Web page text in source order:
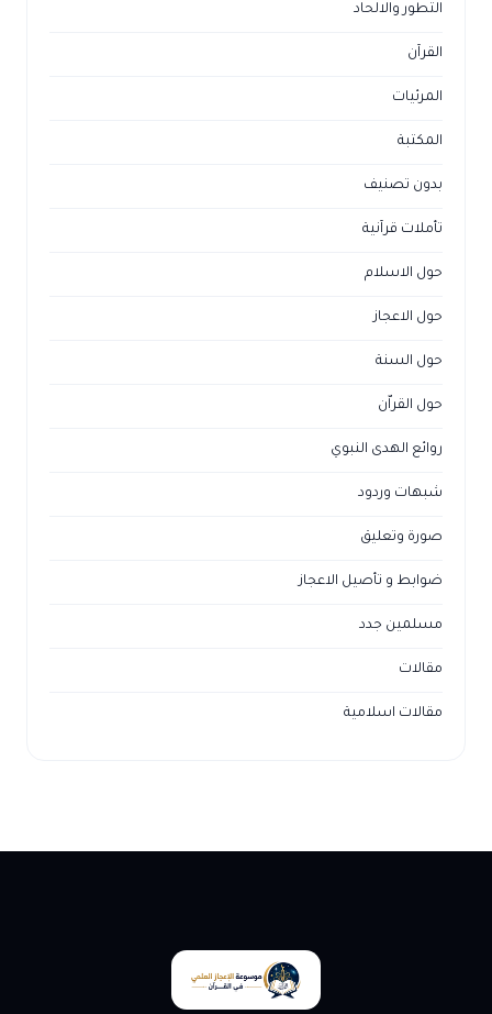
التطور والالحاد
القرآن
المرئيات
المكتبة
بدون تصنيف
تأملات قرآنية
حول الاسلام
حول الاعجاز
حول السنة
حول القراّن
روائع الهدى النبوي
شبهات وردود
صورة وتعليق
ضوابط و تأصيل الاعجاز
مسلمين جدد
مقالات
مقالات اسلامية